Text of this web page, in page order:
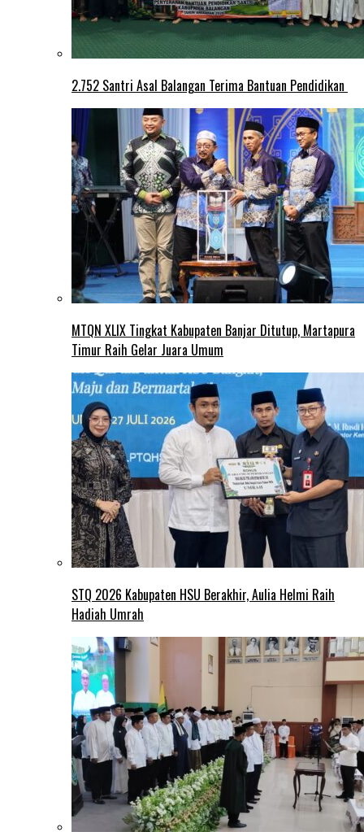
2.752 Santri Asal Balangan Terima Bantuan Pendidikan
MTQN XLIX Tingkat Kabupaten Banjar Ditutup, Martapura
Timur Raih Gelar Juara Umum
STQ 2026 Kabupaten HSU Berakhir, Aulia Helmi Raih
Hadiah Umrah